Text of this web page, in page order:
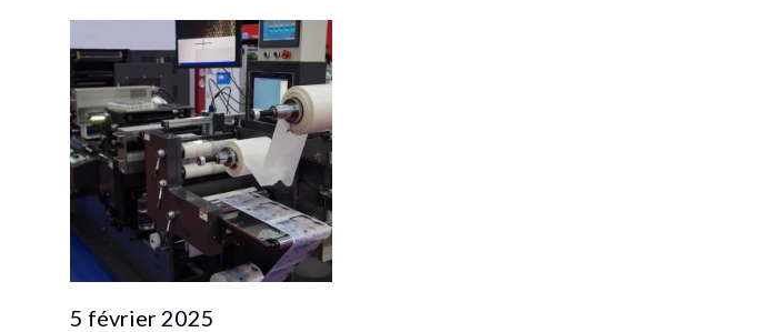
5 février 2025